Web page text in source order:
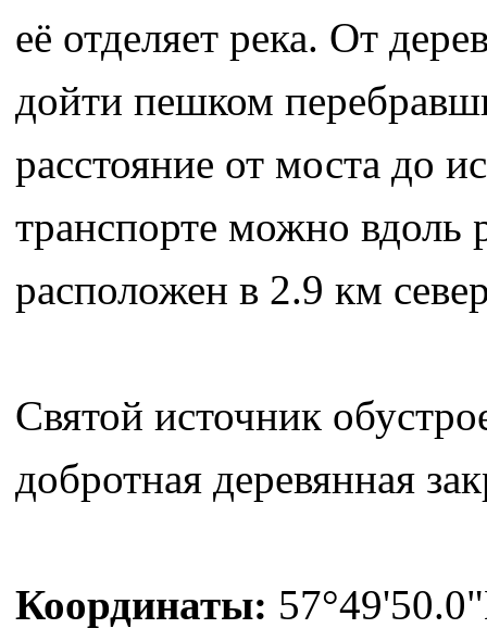
её отделяет река. От
дойти пешком
расстояние от моста до
транспорте можно вдоль
расположен в 2.9 км
Святой источник
добротная деревянная
Координаты: